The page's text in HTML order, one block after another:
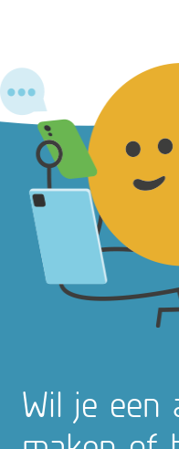
Wil je een